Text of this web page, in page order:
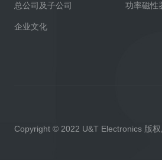
总公司及子公司
企业文化
功率磁性
Copyright © 2022 U&T Electronics 版权